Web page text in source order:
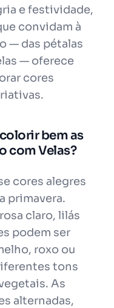
e festividade,
convidam à
— das pétalas
— oferece
cores
bem as
com Velas?
cores alegres
primavera.
claro, lilás
podem ser
roxo ou
tons
As
alternadas,